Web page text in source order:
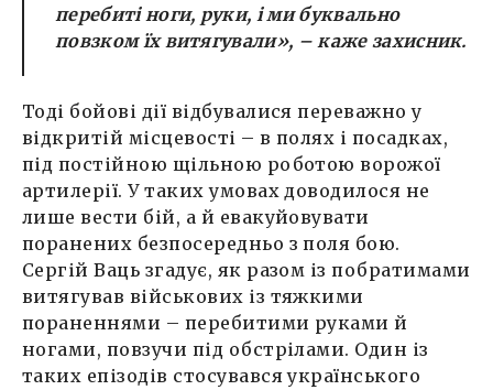
перебиті ноги, руки, і ми буквально
повзком їх витягували», – каже захисник.
Тоді бойові дії відбувалися переважно у
відкритій місцевості – в полях і посадках,
під постійною щільною роботою ворожої
артилерії. У таких умовах доводилося не
лише вести бій, а й евакуйовувати
поранених безпосередньо з поля бою.
Сергій Ваць згадує, як разом із побратимами
витягував військових із тяжкими
пораненнями – перебитими руками й
ногами, повзучи під обстрілами. Один із
таких епізодів стосувався українського